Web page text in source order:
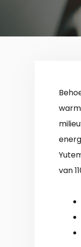
van